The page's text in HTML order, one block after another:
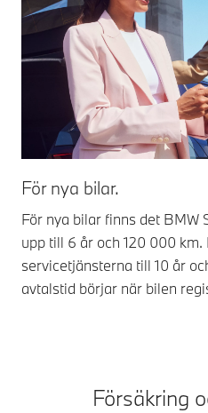
För nya bilar.
För nya bilar finns det BMW
upp till 6 år och 120 000
servicetjänsterna till 10 år
avtalstid börjar när bilen
Försäkring